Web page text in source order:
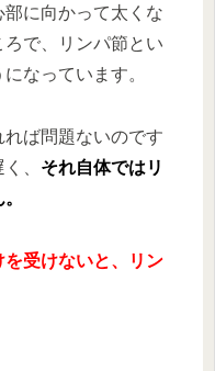
部に向かって太くな
で、リンパ節とい
なっています。
ば問題ないのです
、 それ自体ではリ
受けないと、リン